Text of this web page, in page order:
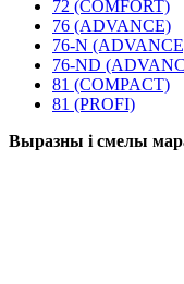
72 (COMFORT)
76 (ADVANCE)
76-N
76-ND
81 (COMPACT)
81 (PROFI)
Выразны і смелы